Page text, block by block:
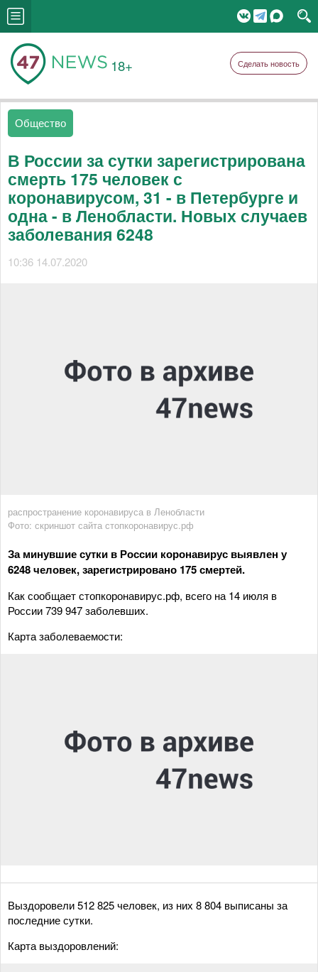
18+ Сделать новость
Общество
В России за сутки зарегистрирована
смерть 175 человек с
коронавирусом, 31 - в Петербурге и
одна - в Ленобласти. Новых случаев
заболевания 6248
10:36 14.07.2020
распространение коронавируса в Ленобласти
Фото: скриншот сайта стопкоронавирус.рф
За минувшие сутки в России коронавирус выявлен у
6248 человек, зарегистрировано 175 смертей.
Как сообщает стопкоронавирус.рф, всего на 14 июля в
России 739 947 заболевших.
Карта заболеваемости:
Выздоровели 512 825 человек, из них 8 804 выписаны за
последние сутки.
Карта выздоровлений: